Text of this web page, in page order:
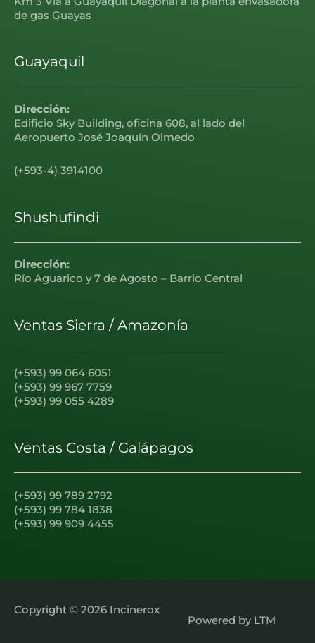
de gas Guayas
Guayaquil
Dirección:
Edificio Sky Building, oficina 608, al lado del
Aeropuerto José Joaquín Olmedo
(+593-4) 3914100
Shushufindi
Dirección:
Río Aguarico y 7 de Agosto – Barrio Central
Ventas Sierra / Amazonía
(+593) 99 064 6051
(+593) 99 967 7759
(+593) 99 055 4289
Ventas Costa / Galápagos
(+593) 99 789 2792
(+593) 99 784 1838
(+593) 99 909 4455
Copyright © 2026 Incinerox
Powered by LTM